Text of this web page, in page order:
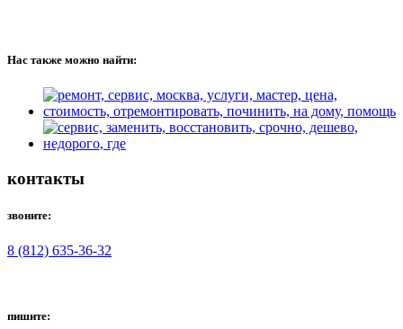
Нас также можно найти:
контакты
звоните:
8 (812) 635-36-32
пишите: